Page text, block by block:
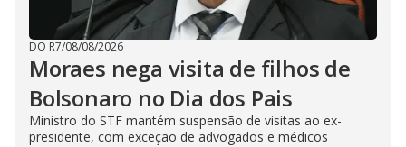
DO R7/08/08/2026
Moraes nega visita de filhos de
Bolsonaro no Dia dos Pais
Ministro do STF mantém suspensão de visitas ao ex-
presidente, com exceção de advogados e médicos